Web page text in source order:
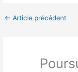
← Article précédent